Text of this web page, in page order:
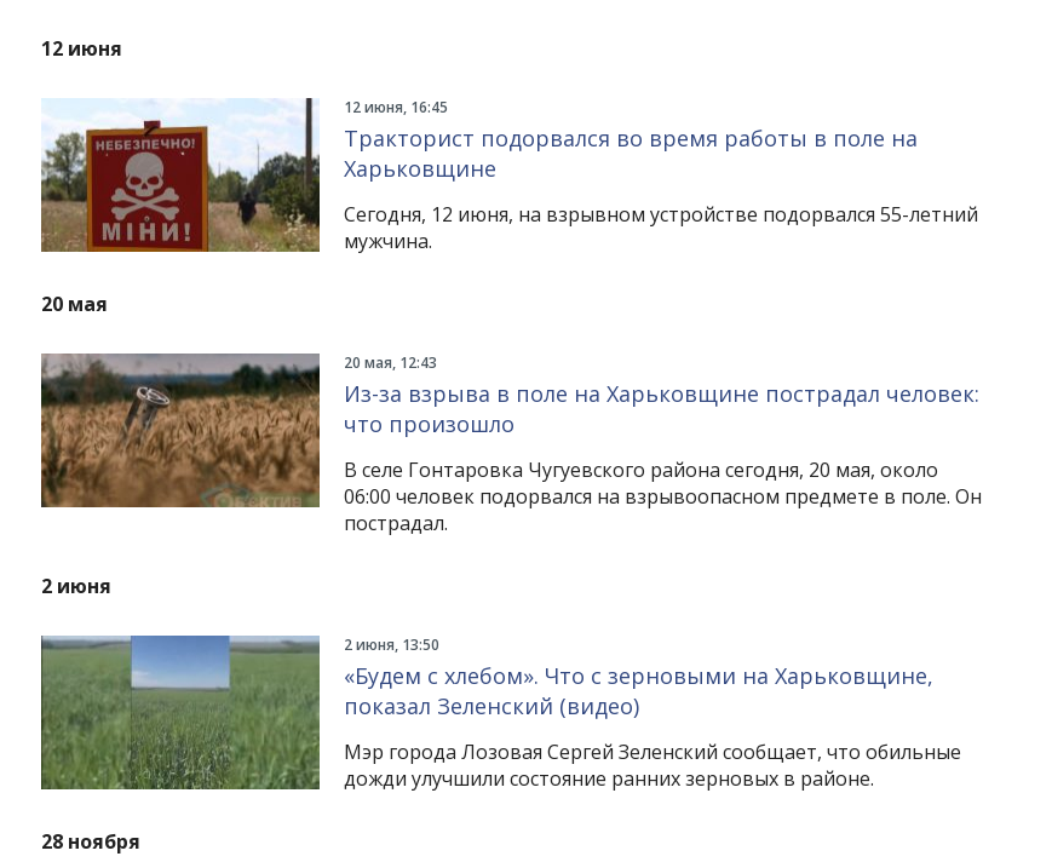
12 июня
12 июня, 16:45
Тракторист подорвался во время работы в поле на
Харьковщине
Сегодня, 12 июня, на взрывном устройстве подорвался 55-летний
мужчина.
20 мая
20 мая, 12:43
Из-за взрыва в поле на Харьковщине пострадал человек:
что произошло
В селе Гонтаровка Чугуевского района сегодня, 20 мая, около
06:00 человек подорвался на взрывоопасном предмете в поле. Он
пострадал.
2 июня
2 июня, 13:50
«Будем с хлебом». Что с зерновыми на Харьковщине,
показал Зеленский (видео)
Мэр города Лозовая Сергей Зеленский сообщает, что обильные
дожди улучшили состояние ранних зерновых в районе.
28 ноября